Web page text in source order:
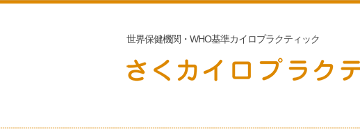
世界保健機関・WHO基準カイロプラクティック